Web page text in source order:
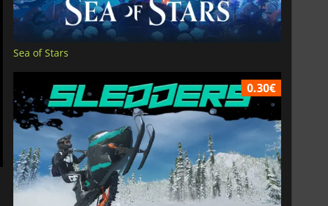
Sea of Stars
0.30€